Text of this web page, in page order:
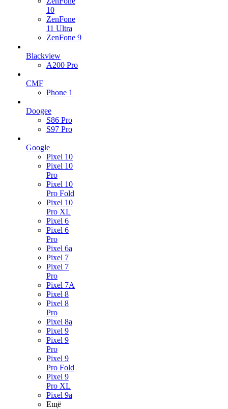
10
ZenFone
11 Ultra
ZenFone 9
Blackview
A200 Pro
CMF
Phone 1
Doogee
S86 Pro
S97 Pro
Google
Pixel 10
Pixel 10
Pro
Pixel 10
Pro Fold
Pixel 10
Pro XL
Pixel 6
Pixel 6
Pro
Pixel 6a
Pixel 7
Pixel 7
Pro
Pixel 7A
Pixel 8
Pixel 8
Pro
Pixel 8a
Pixel 9
Pixel 9
Pro
Pixel 9
Pro Fold
Pixel 9
Pro XL
Pixel 9a
Ещё